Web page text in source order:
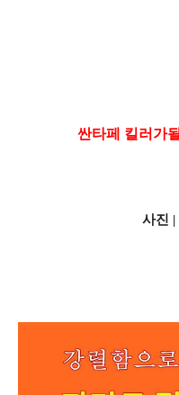
싼타페 킬러가
사진 |